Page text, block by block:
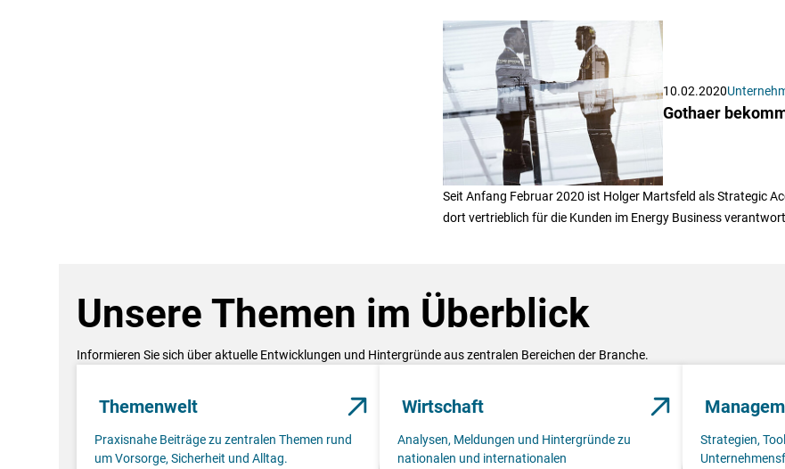
10.02.2020
Gothaer
Seit Anfang Februar 2020 ist Holger Martsfeld als Strategic
dort vertrieblich für die Kunden im Energy Business
Unsere Themen im Überblick
Informieren Sie sich über aktuelle Entwicklungen und Hintergründe aus zentralen Bereichen der Branche.
Themenwelt
Praxisnahe Beiträge zu zentralen Themen rund
um Vorsorge, Sicherheit und Alltag.
Wirtschaft
Analysen, Meldungen und Hintergründe zu
nationalen und internationalen
Strategien,